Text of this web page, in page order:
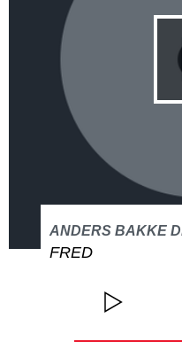
ANDERS BAKKE
FRED